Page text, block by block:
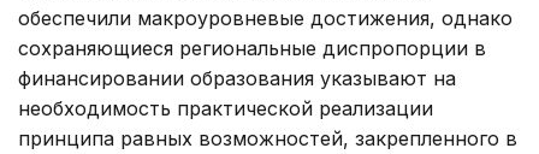
обеспечили макроуровневые достижения, однако
сохраняющиеся региональные диспропорции в
финансировании образования указывают на
необходимость практической реализации
принципа равных возможностей, закрепленного в